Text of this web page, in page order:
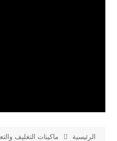
الرئيسية
ماكينات التغليف